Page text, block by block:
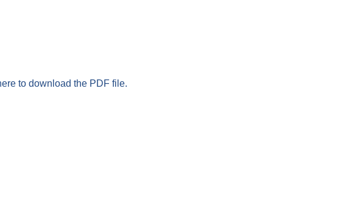
to download the PDF file.